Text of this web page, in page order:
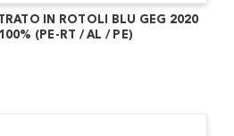
IN ROTOLI BLU GEG 2020
(PE-RT / AL / PE)